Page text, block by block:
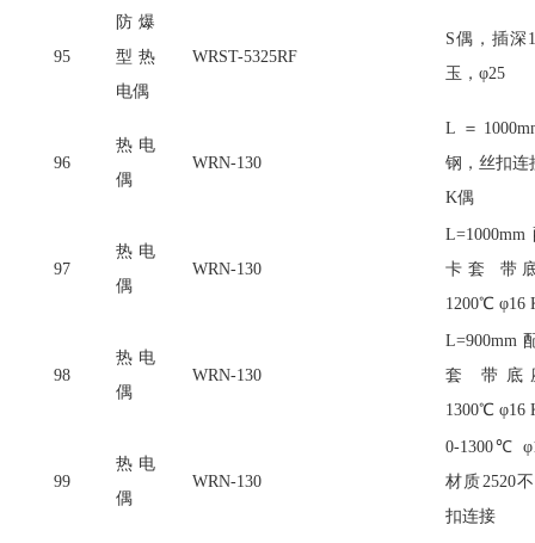
95
防爆
型热
电偶
WRST-5325RF
S偶，插深
玉，φ25
96
热电
偶
WRN-130
L＝
钢，丝扣连
K偶
97
热电
偶
WRN-130
卡套 带底
1200℃ φ16
98
热电
偶
WRN-130
L=900mm
套 带底
1300℃ φ16
99
热电
偶
WRN-130
0-1300℃
材质2520
扣连接